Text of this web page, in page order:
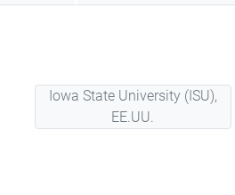
Iowa State University (ISU),
EE.UU.